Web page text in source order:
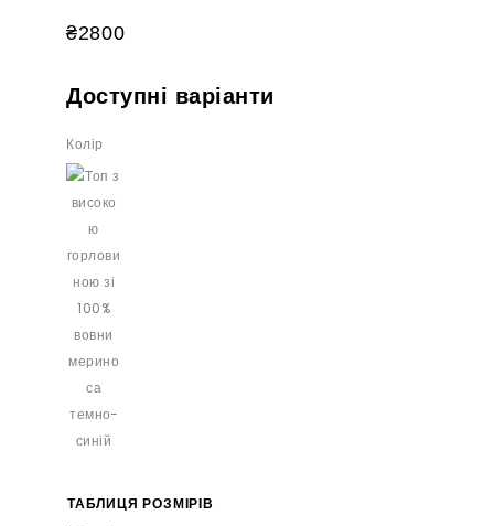
₴2800
Доступні варіанти
Колір
ТАБЛИЦЯ РОЗМІРІВ